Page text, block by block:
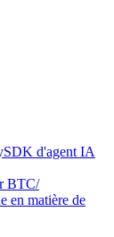
SDK d'agent IA
BTC/
en matière de